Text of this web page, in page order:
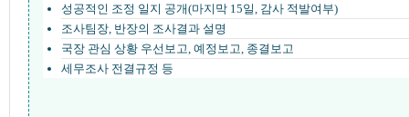
성공적인 조정 일지 공개(마지막 15일, 감사 적발여부)
조사팀장, 반장의 조사결과 설명
국장 관심 상황 우선보고, 예정보고, 종결보고
세무조사 전결규정 등